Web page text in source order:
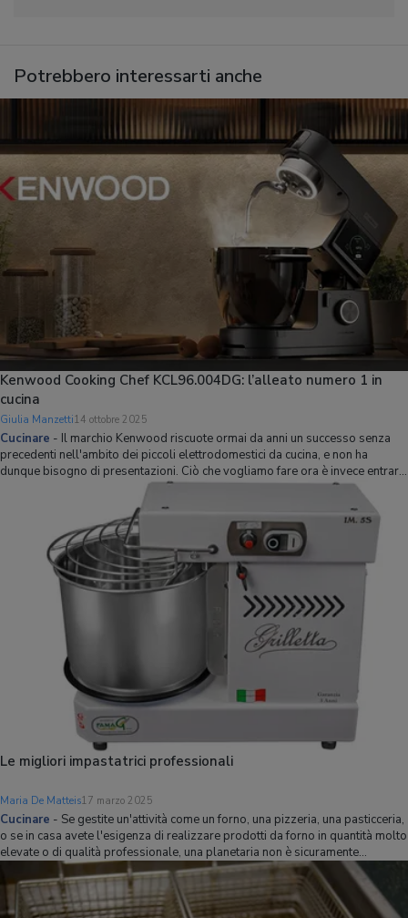
Potrebbero interessarti anche
Kenwood Cooking Chef KCL96.004DG: l’alleato numero 1 in
cucina
Giulia Manzetti14 ottobre 2025
Cucinare - Il marchio Kenwood riscuote ormai da anni un successo senza
precedenti nell'ambito dei piccoli elettrodomestici da cucina, e non ha
dunque bisogno di presentazioni. Ciò che vogliamo fare ora è invece entrare
nel merito di quella che non è esagerato definire una delle planetarie più
Le migliori impastatrici professionali
Maria De Matteis17 marzo 2025
Cucinare - Se gestite un'attività come un forno, una pizzeria, una pasticceria,
o se in casa avete l'esigenza di realizzare prodotti da forno in quantità molto
elevate o di qualità professionale, una planetaria non è sicuramente
sufficiente. Un laboratorio professionale deve infatti essere dotato di una o